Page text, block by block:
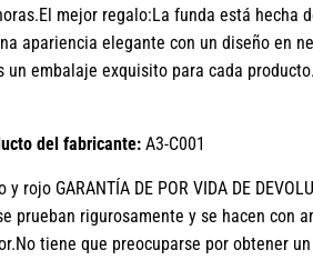
mejor regalo:La funda está hecha
apariencia elegante con un diseño en
un embalaje exquisito para cada
del fabricante: A3-C001
y rojo GARANTÍA DE POR VIDA DE
prueban rigurosamente y se hacen con
tiene que preocuparse por obtener